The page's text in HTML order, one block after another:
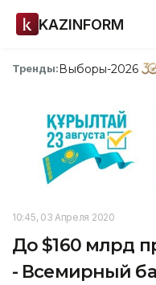
KAZINFORM
Тренды:Выборы-2026
10:45, 03 Апреля 2020
До $160 млрд
- Всемирный